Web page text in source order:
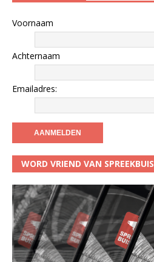
Voornaam
Achternaam
Emailadres:
WORD VRIEND VAN SPREEKBUIS